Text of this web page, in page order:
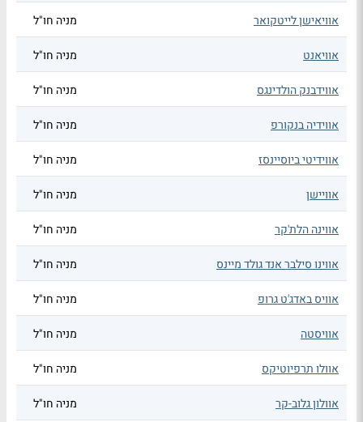
אוויאישן לייטקואר מניה חו"ל
אוויאנט מניה חו"ל
אווידבנק הולדינגס מניה חו"ל
אווידיה בנקורפ מניה חו"ל
אווידיטי ביוסיינסז מניה חו"ל
אוויישן מניה חו"ל
אווינה הלת'קר מניה חו"ל
אווינו סילבר אנד גולד מיינס מניה חו"ל
אוויס באדג'ט גרופ מניה חו"ל
אוויסטה מניה חו"ל
אוולו תרפיוטיקס מניה חו"ל
אוולון גלוב-קר מניה חו"ל